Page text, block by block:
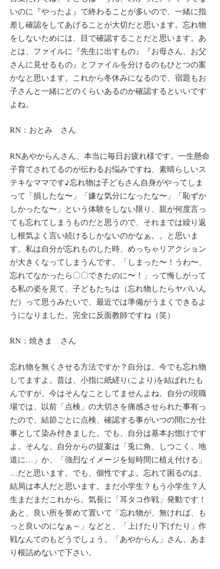
いのに『やったよ』で終わることが多いので、一緒に指
差し確認をしてあげることが大切だと思います。忘れ物
をしないためには、目で確認することだと思います。あ
とは、ファイルに『先生に出すもの』『お母さん、お父
さんに見せるもの』とファイルを分けるのもひとつの案
かなと思います。これから冬休みになるので、宿題もお
子さんと一緒にどのくらいあるのか確認するといいです
よね。
RN：おとみ さん
RNあやからんさん、本当に毎日お疲れ様です。一生懸命
子育てされてるのが伝わるお悩みですね、素晴らしいス
テキなママです♪忘れ物は子どもさん自身がやってしま
って「損したな〜」「嫌な気分になったな〜」「恥ずか
しかったな〜」という体験をしない限り、親が何度言っ
ても忘れてしまうものだと思うので、それまでは繰り返
し根気よく言い続けるしかないのかなぁ。。と思いま
す。私は自分が忘れものした時、めっちゃリアクション
が大きくなってしまうんです。「しまった〜！うわ〜、
忘れてなかったら〇〇できたのに〜！」って悔しがって
る私の姿を見て、子どもたちは（忘れ物したらヤバいん
だ）って思うみたいで、最近では準備がうまくできるよ
うになりました。完全に反面教師ですね（笑）
RN：焼きま さん
忘れ物を無くさせる方法ですか？自分は、今でも忘れ物
してますよ。昔は、小指に紙縒り(こより)を結ばれたも
んですが、今はそんなことしてませんよね。自分の現職
場では、以前「点検」の大切さを痛感させられた事有っ
たので、結節ごとに点検、確認する事がいつの間にか仕
事として染み付きました。でも、自分は基本お惚けです
よ。そんな、自分からの提案は「兎に角、しつこく、地
道に…」か、「強烈なイメージを短時間に植え付ける」
…だと思います。でも、個性ですよ。忘れて困るのは、
結局は本人だと思います。まだ小学生？もう小学生？人
生まだまだこれから。気長に「耳タコ作戦」発動です！
あと、良い所を誉めて置いて「忘れ物が、無ければ、も
っと良いのになぁ～」などと、「上げたり下げたり」作
戦なんてのもどうでしょう。「あやからん」さん、あま
り根詰めないで下さい。